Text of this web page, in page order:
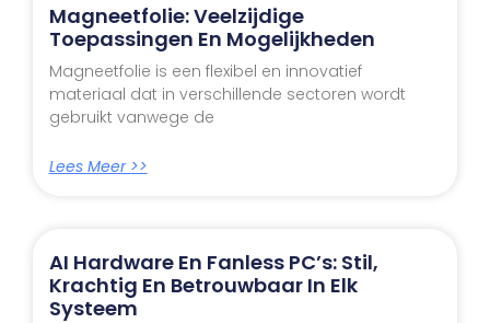
Magneetfolie: Veelzijdige
Toepassingen En Mogelijkheden
Magneetfolie is een flexibel en innovatief
materiaal dat in verschillende sectoren wordt
gebruikt vanwege de
Lees Meer >>
AI Hardware En Fanless PC’s: Stil,
Krachtig En Betrouwbaar In Elk
Systeem